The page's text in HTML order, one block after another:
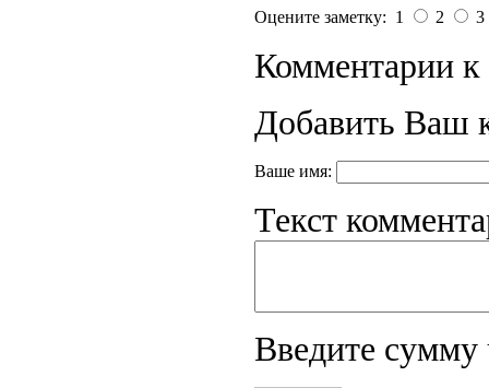
Оцените заметку: 1 2 3
Комментарии к
Добавить Ваш
Ваше имя:
Текст
Введите сумму